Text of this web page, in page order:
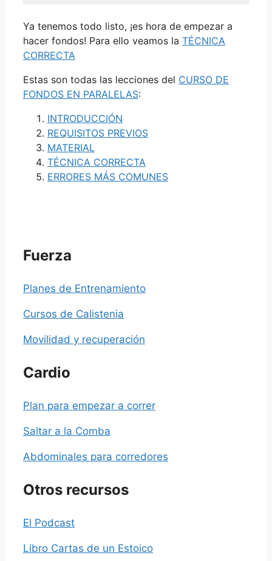
Ya tenemos todo listo, ¡es hora de empezar a
hacer fondos! Para ello veamos la TÉCNICA
CORRECTA
Estas son todas las lecciones del CURSO DE
FONDOS EN PARALELAS:
INTRODUCCIÓN
REQUISITOS PREVIOS
MATERIAL
TÉCNICA CORRECTA
ERRORES MÁS COMUNES
Fuerza
Planes de Entrenamiento
Cursos de Calistenia
Movilidad y recuperación
Cardio
Plan para empezar a correr
Saltar a la Comba
Abdominales para corredores
Otros recursos
El Podcast
Libro Cartas de un Estoico